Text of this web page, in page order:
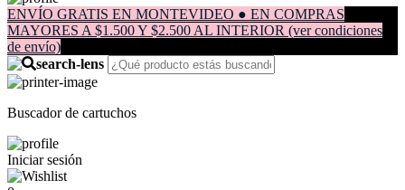
ENVÍO GRATIS EN MONTEVIDEO ● EN COMPRAS
MAYORES A $1.500 Y $2.500 AL INTERIOR (ver condiciones
de envío)
Buscador de cartuchos
Iniciar sesión